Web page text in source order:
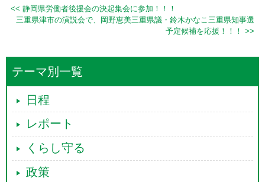
<< 静岡県労働者後援会の決起集会に参加！！！
三重県津市の演説会で、岡野恵美三重県議・鈴木かなこ三重県知事選
予定候補を応援！！！ >>
テーマ別一覧
日程
レポート
くらし守る
政策